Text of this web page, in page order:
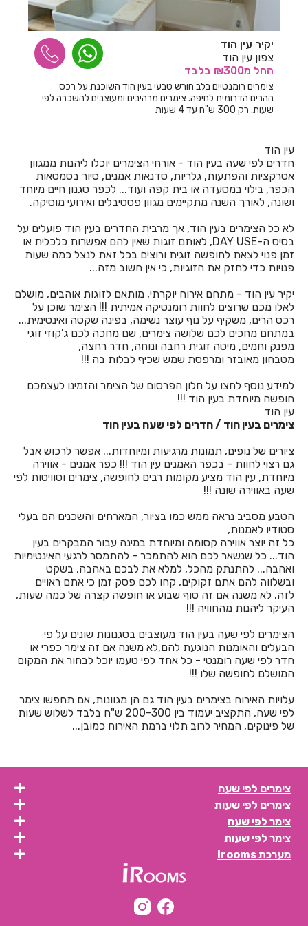
חדרים לפי שעה באחיהוד
חדרים לפי שעה באחיטוב
חדרים לפי שעה באילת
חדרים לפי שעה באלישמע
חדרים לפי שעה באמירים
חדרים לפי שעה באניעם
חדרים לפי שעה באריאל
חדרים לפי שעה באשבול
חדרים לפי שעה באשדוד
חדרים לפי שעה באשתאול
חדרים לפי שעה בבאר שבע
חדרים לפי שעה בבוסתן הגליל
חדרים לפי שעה בבורגתה
חדרים לפי שעה בבית אלעזרי
חדרים לפי שעה בבית אלפא
חדרים לפי שעה בבית ג'אן
חדרים לפי שעה בבית דגן
חדרים לפי שעה בבית הלל
חדרים לפי שעה בבית חרות
חדרים לפי שעה בבית יהושע
חדרים לפי שעה בבית ינאי
חדרים לפי שעה בבית לחם הגלילית
חדרים לפי שעה בבית ליד
חדרים לפי שעה בבית נחמיה
חדרים לפי שעה בבית עזרא
חדרים לפי שעה בבית עריף
חדרים לפי שעה בבית שאן
חדרים לפי שעה בבית שערים
חדרים לפי שעה בביתר עילית
חדרים לפי שעה בבני עטרות
חדרים לפי שעה בבצרה
יקיר עין הוד
צפון עין הוד
החל מ₪300 בלבד
צימרים רומנטיים בלב חורש טבעי בעין הוד השוכנת על רכס
ההרים הדרומית לחיפה. צימרים מרהיבים ומעוצבים להשכרה לפי
שעות. רק 300 ש"ח עד 4 שעות
עין הוד
חדרים לפי שעה בעין הוד - אורחי הצימרים יוכלו ליהנות ממגוון
אטרקציות והפתעות, גלריות, סדנאות אמנים, סיור בסמטאות
הכפר, בילוי במסעדה או בית קפה ועוד... לכפר סגנון חיים מיוחד
ושונה, לאורך השנה מתקיימים מגוון פסטיבלים ואירועי מוסיקה.
לא כל הצימרים בעין הוד, אך מרבית החדרים בעין הוד פועלים על
בסיס ה-DAY USE, לאותם זוגות שאין להם אפשרות כלכלית או
זמן פנוי לצאת לחופשה זוגית ורוצים בכל זאת לנצל כמה שעות
פנויות כדי לחזק את הזוגיות, כי אין חשוב מזה...
יקיר עין הוד - מתחם אירוח יוקרתי, מותאם לזוגות אוהבים, מושלם
לאלו מכם שרוצים לחוות רומנטיקה אמיתית !!! הצימר שוכן על
רכס הרים, משקיף על נוף עוצר נשימה, בפינה שקטה ואינטימית...
במתחם מחכים לכם שלושה צימרים, שם מחכה לכם ג'קוזי זוגי
מפנק וחמים, מיטה זוגית רחבה ונוחה, חדר רחצה,
מטבחון מאובזר ומרפסת שמש שכיף לבלות בה !!!
למידע נוסף לחצו על חלון הפרסום של הצימר והזמינו לעצמכם
חופשה מיוחדת בעין הוד !!!
עין הוד
צימרים בעין הוד / חדרים לפי שעה בעין הוד
ציורים של נופים, תמונות מרגיעות ומיוחדות... אפשר לרכוש אבל
גם רצוי לחוות - בכפר האמנים עין הוד !!! כפר אמנים - אווירה
מיוחדת, עין הוד מציע מקומות רבים לחופשה, צימרים וסוויטות לפי
שעה באווירה שונה !!!
הטבע מסביב נראה ממש כמו בציור, המארחים והשכנים הם בעלי
סטודיו לאמנות,
כל זה יוצר אווירה קסומה ומיוחדת במינה עבור המבקרים בעין
הוד... כל שנשאר לכם הוא להתמכר - להתמסר לרגעי האינטימיות
ואהבה... להתנתק מהכל, למלא את לבכם באהבה, בשקט
ובשלווה להם אתם זקוקים, קחו לכם פסק זמן כי אתם ראויים
לזה. לא משנה אם זה סוף שבוע או חופשה קצרה של כמה שעות,
העיקר ליהנות מהחוויה !!!
הצימרים לפי שעה בעין הוד מעוצבים בסגנונות שונים על פי
הבעלים והאומנות הנוגעת להם,לא משנה אם זה צימר כפרי או
חדר לפי שעה רומנטי - כל אחד לפי טעמו יוכל לבחור את המקום
המושלם לחופשה שלו !!!
עלויות האירוח בצימרים בעין הוד גם הן מגוונות, אם תחפשו צימר
לפי שעה, התקציב יעמוד בין 200-300 ש"ח בלבד לשלוש שעות
של פינוקים, המחיר לרוב תלוי ברמת האירוח כמובן...
צימרים לפי שעה
צימרים לפי שעות
צימר לפי שעה
צימר לפי שעות
מערכת irooms